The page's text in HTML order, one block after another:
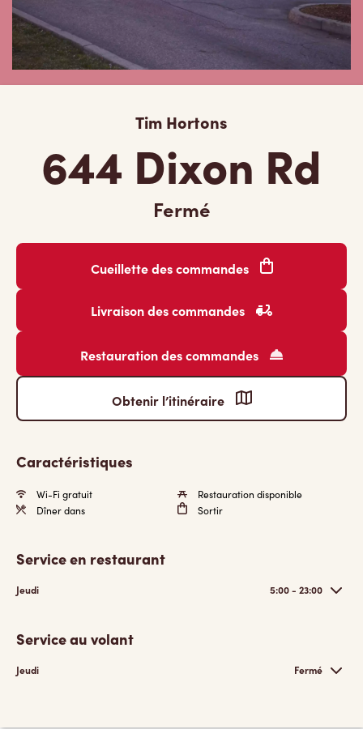
Tim Hortons
644 Dixon Rd
Fermé
Cueillette des commandes
Livraison des commandes
Restauration des commandes
Obtenir l’itinéraire
Caractéristiques
Wi-Fi gratuit
Restauration disponible
Dîner dans
Sortir
Service en restaurant
Jeudi 5:00 - 23:00
Service au volant
Jeudi Fermé